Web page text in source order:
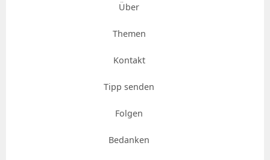
Über
Themen
Kontakt
Tipp senden
Folgen
Bedanken